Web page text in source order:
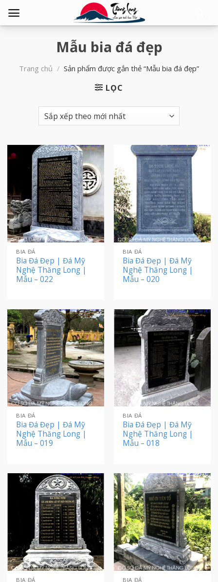
Mẫu bia đá đẹp
Trang chủ / Sản phẩm được gắn thẻ “Mẫu bia đá đẹp”
LỌC
BIA ĐÁ
Bia Đá Đẹp | Đá Mỹ
Nghệ Thăng Long |
Mẫu – 022
BIA ĐÁ
Bia Đá Đẹp | Đá Mỹ
Nghệ Thăng Long |
Mẫu – 020
BIA ĐÁ
Bia Đá Đẹp | Đá Mỹ
Nghệ Thăng Long |
Mẫu – 019
BIA ĐÁ
Bia Đá Đẹp | Đá Mỹ
Nghệ Thăng Long |
Mẫu – 018
BIA ĐÁ BIA ĐÁ